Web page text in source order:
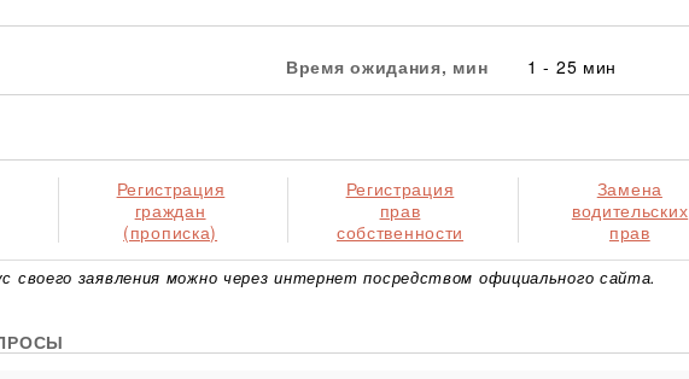
Время ожидания, мин 1 - 25 мин
Регистрация
граждан
(прописка)
Регистрация
прав
собственности
Замена
водительских
прав
заявления можно через интернет посредством официального сайта.